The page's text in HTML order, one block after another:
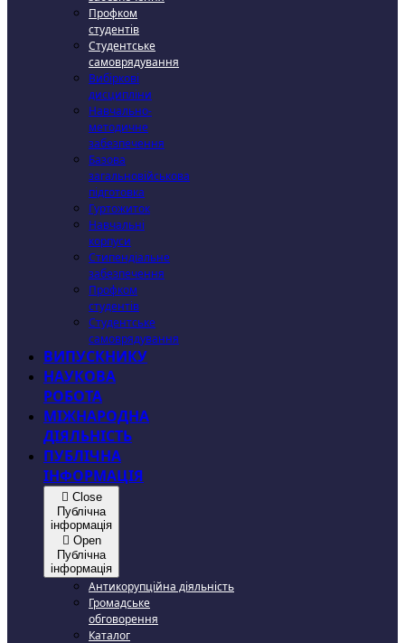
Профком
студентів
Студентське
самоврядування
Вибіркові
дисципліни
Навчально-
методичне
забезпечення
Базова
загальновійськова
підготовка
Гуртожиток
Навчальні
корпуси
Стипендіальне
забезпечення
Профком
студентів
Студентське
самоврядування
ВИПУСКНИКУ
НАУКОВА
РОБОТА
МІЖНАРОДНА
ДІЯЛЬНІСТЬ
ПУБЛІЧНА
ІНФОРМАЦІЯ
Close
Публічна
інформація
Open
Публічна
інформація
Антикорупційна діяльність
Громадське
обговорення
Каталог